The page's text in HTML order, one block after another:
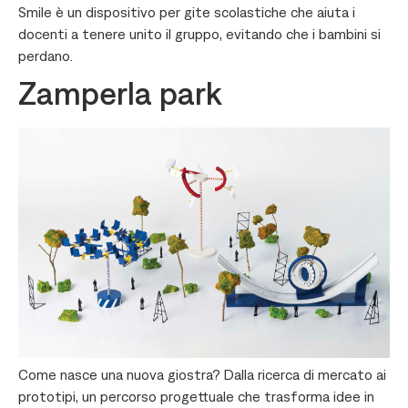
Smile è un dispositivo per gite scolastiche che aiuta i
docenti a tenere unito il gruppo, evitando che i bambini si
perdano.
Zamperla park
Come nasce una nuova giostra? Dalla ricerca di mercato ai
prototipi, un percorso progettuale che trasforma idee in